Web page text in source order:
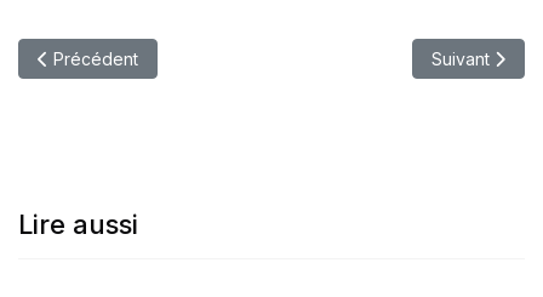
Article précédent : CONCOUR PIRELLI ABU-DHABI F1 - 2012
Précédent Article
Suivant
Lire aussi